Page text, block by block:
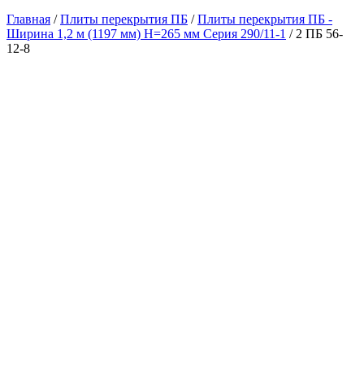
Главная /Плиты перекрытия ПБ /Плиты перекрытия ПБ -
Ширина 1,2 м (1197 мм) H=265 мм Серия 290/11-1 / 2 ПБ 56-
12-8